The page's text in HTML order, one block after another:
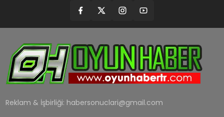
Reklam & İşbirliği: habersonuclari@gmail.com